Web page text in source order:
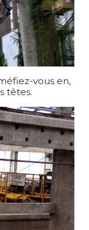
vous en,
têtes.